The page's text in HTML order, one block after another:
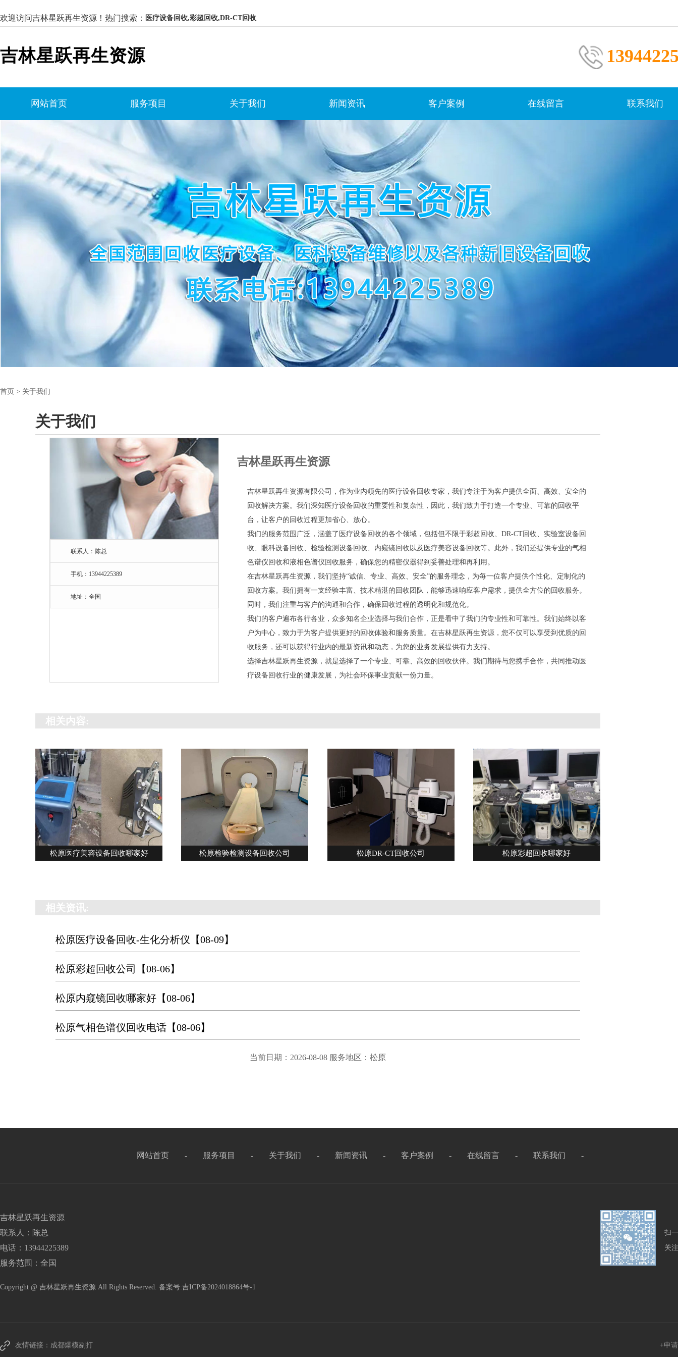
欢迎访问吉林星跃再生资源！ 热门搜索： 医疗设备回收,彩超回收,DR-CT回收
吉林星跃再生资源
网站首页 服务项目 关于我们 新闻资讯 客户案例 在线留言 联系我们
首页 > 关于我们
关于我们
联系人：陈总
手机：13944225389
地址：全国
吉林星跃再生资源
吉林星跃再生资源有限公司，作为业内领先的医疗设备回收专家，我们专注于为客户提供全面、高效、安全的
回收解决方案。我们深知医疗设备回收的重要性和复杂性，因此，我们致力于打造一个专业、可靠的回收平
台，让客户的回收过程更加省心、放心。
我们的服务范围广泛，涵盖了医疗设备回收的各个领域，包括但不限于彩超回收、DR-CT回收、实验室设备回
收、眼科设备回收、检验检测设备回收、内窥镜回收以及医疗美容设备回收等。此外，我们还提供专业的气相
色谱仪回收和液相色谱仪回收服务，确保您的精密仪器得到妥善处理和再利用。
在吉林星跃再生资源，我们坚持“诚信、专业、高效、安全”的服务理念，为每一位客户提供个性化、定制化的
回收方案。我们拥有一支经验丰富、技术精湛的回收团队，能够迅速响应客户需求，提供全方位的回收服务。
同时，我们注重与客户的沟通和合作，确保回收过程的透明化和规范化。
我们的客户遍布各行各业，众多知名企业选择与我们合作，正是看中了我们的专业性和可靠性。我们始终以客
户为中心，致力于为客户提供更好的回收体验和服务质量。在吉林星跃再生资源，您不仅可以享受到优质的回
收服务，还可以获得行业内的最新资讯和动态，为您的业务发展提供有力支持。
选择吉林星跃再生资源，就是选择了一个专业、可靠、高效的回收伙伴。我们期待与您携手合作，共同推动医
疗设备回收行业的健康发展，为社会环保事业贡献一份力量。
相关内容:
松原医疗美容设备回收哪家好 松原检验检测设备回收公司 松原DR-CT回收公司 松原彩超回收哪家好
相关资讯:
松原医疗设备回收-生化分析仪 【08-09】
松原彩超回收公司 【08-06】
松原内窥镜回收哪家好 【08-06】
松原气相色谱仪回收电话 【08-06】
当前日期：2026-08-08 服务地区：松原
网站首页 - 服务项目 - 关于我们 - 新闻资讯 - 客户案例 - 在线留言 - 联系我们 -
吉林星跃再生资源
联系人：陈总
电话：13944225389
服务范围：全国
Copyright @ 吉林星跃再生资源 All Rights Reserved. 备案号:吉ICP备2024018864号-1
扫
关
友情链接： 成都爆模剔打 +申